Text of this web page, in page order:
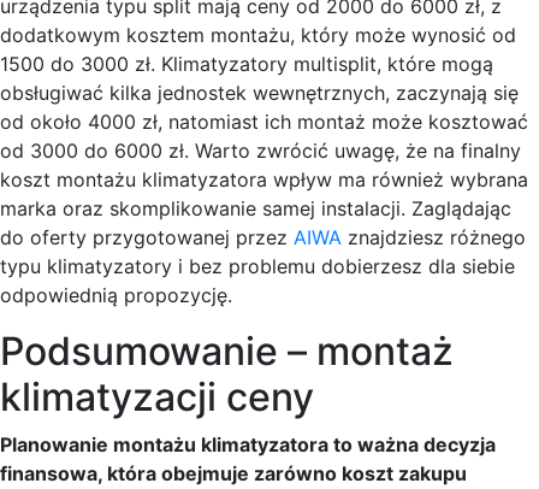
urządzenia typu split mają ceny od 2000 do 6000 zł, z
dodatkowym kosztem montażu, który może wynosić od
1500 do 3000 zł. Klimatyzatory multisplit, które mogą
obsługiwać kilka jednostek wewnętrznych, zaczynają się
od około 4000 zł, natomiast ich montaż może kosztować
od 3000 do 6000 zł. Warto zwrócić uwagę, że na finalny
koszt montażu klimatyzatora wpływ ma również wybrana
marka oraz skomplikowanie samej instalacji. Zaglądając
do oferty przygotowanej przez AIWA znajdziesz różnego
typu klimatyzatory i bez problemu dobierzesz dla siebie
odpowiednią propozycję.
Podsumowanie – montaż
klimatyzacji ceny
Planowanie montażu klimatyzatora to ważna decyzja
finansowa, która obejmuje zarówno koszt zakupu